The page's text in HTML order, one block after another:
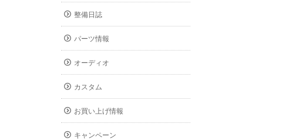
整備日誌
パーツ情報
オーディオ
カスタム
お買い上げ情報
キャンペーン